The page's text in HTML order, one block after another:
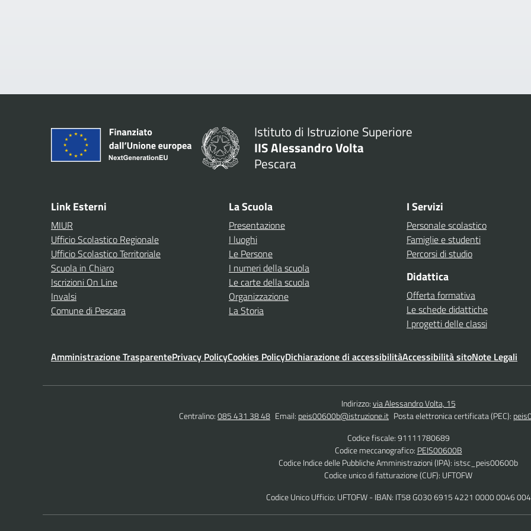
Istituto di Istruzione Superiore
IIS Alessandro Volta
Pescara
Link Esterni
MIUR
Ufficio Scolastico Regionale
Ufficio Scolastico Territoriale
Scuola in Chiaro
Iscrizioni On Line
Invalsi
Comune di Pescara
La Scuola
Presentazione
I luoghi
Le Persone
I numeri della scuola
Le carte della scuola
Organizzazione
La Storia
I Servizi
Personale scolastico
Famiglie e studenti
Percorsi di studio
Didattica
Offerta formativa
Le schede didattiche
I progetti delle classi
Amministrazione TrasparentePrivacy PolicyCookies PolicyDichiarazione di accessibilitàAccessibilità sitoNote Legali
Indirizzo:via Alessandro Volta, 15
Centralino:085 431 38 48 Email: peis00600b@istruzione.it Posta elettronica certificata (PEC):
Codice fiscale: 91111780689
Codice meccanografico: PEIS00600B
Codice Indice delle Pubbliche Amministrazioni (IPA): istsc_peis00600b
Codice unico di fatturazione (CUF): UFTOFW
Codice Unico Ufficio: UFTOFW - IBAN: IT58 G030 6915 4221 0000 0046 004